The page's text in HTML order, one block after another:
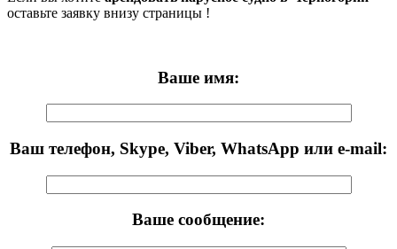
оставьте заявку внизу страницы !
Ваше имя:
Ваш телефон, Skype, Viber, WhatsApp или e-mail:
Ваше сообщение: